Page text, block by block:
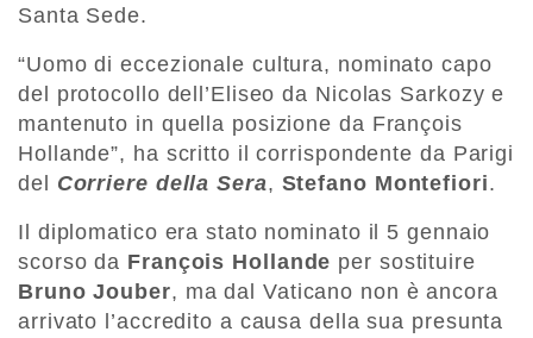
Santa Sede.
“Uomo di eccezionale cultura, nominato capo
del protocollo dell’Eliseo da Nicolas Sarkozy e
mantenuto in quella posizione da François
Hollande”, ha scritto il corrispondente da Parigi
del Corriere della Sera, Stefano Montefiori.
Il diplomatico era stato nominato il 5 gennaio
scorso da François Hollande per sostituire
Bruno Jouber, ma dal Vaticano non è ancora
arrivato l’accredito a causa della sua presunta